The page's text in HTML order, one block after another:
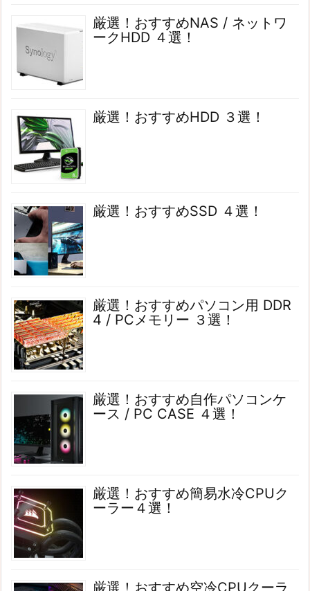
厳選！おすすめNAS / ネットワ
ークHDD ４選！
厳選！おすすめHDD ３選！
厳選！おすすめSSD ４選！
厳選！おすすめパソコン用 DDR
4 / PCメモリー ３選！
厳選！おすすめ自作パソコンケ
ース / PC CASE ４選！
厳選！おすすめ簡易水冷CPUク
ーラー４選！
厳選！おすすめ空冷CPUクーラ